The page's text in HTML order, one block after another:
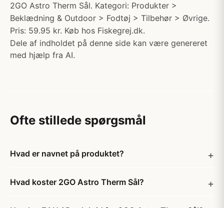
2GO Astro Therm Sål. Kategori: Produkter >
Beklædning & Outdoor > Fodtøj > Tilbehør > Øvrige.
Pris: 59.95 kr. Køb hos Fiskegrej.dk.
Dele af indholdet på denne side kan være genereret
med hjælp fra AI.
Ofte stillede spørgsmål
Hvad er navnet på produktet?
Hvad koster 2GO Astro Therm Sål?